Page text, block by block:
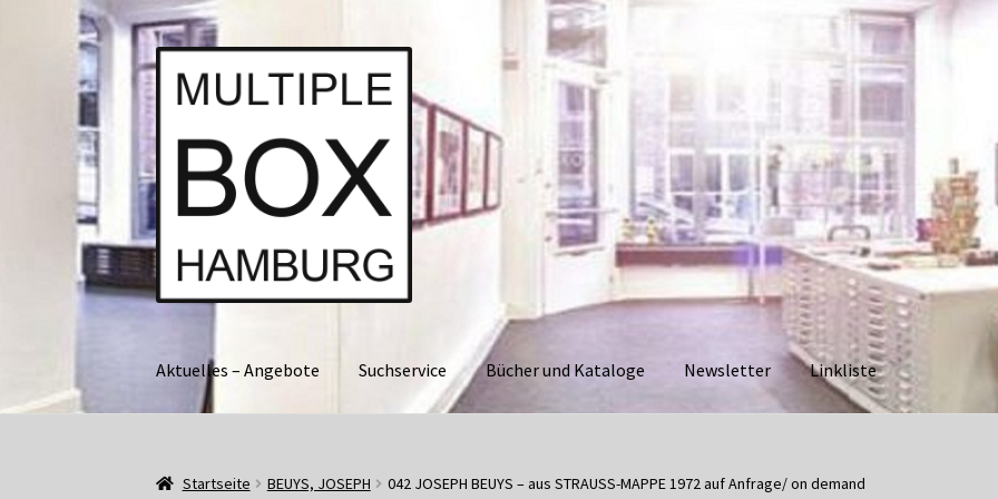
Zur
Navigation
Springe
zum
Aktuelles – Angebote Suchservice Bücher und Kataloge Newsletter Linkliste
Startseite BEUYS, JOSEPH 042 JOSEPH BEUYS – aus STRAUSS-MAPPE 1972 auf Anfrage/ on demand